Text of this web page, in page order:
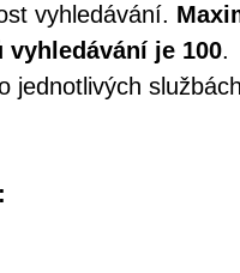
vyhledávání.
vyhledávání je 100.
jednotlivých